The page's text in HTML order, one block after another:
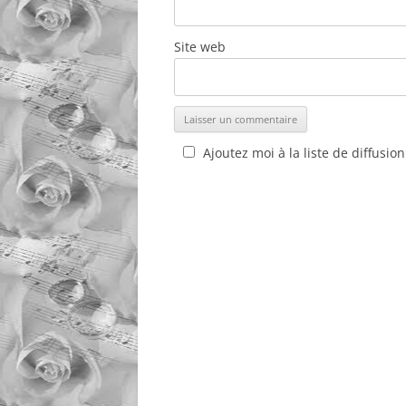
Site web
Ajoutez moi à la liste de diffusion